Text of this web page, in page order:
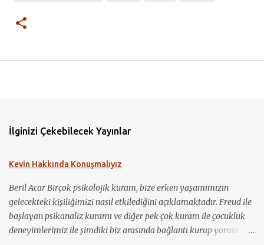
İlginizi Çekebilecek Yayınlar
Kevin Hakkında Konuşmalıyız
Beril Acar Birçok psikolojik kuram, bize erken yaşamımızın
gelecekteki kişiliğimizi nasıl etkilediğini açıklamaktadır. Freud ile
başlayan psikanaliz kuramı ve diğer pek çok kuram ile çocukluk
deneyimlerimiz ile şimdiki biz arasında bağlantı kurup yorum